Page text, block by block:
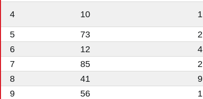
4 10 1
5 73 2
6
12 4
7
85 2
8
41 9
9
56 1